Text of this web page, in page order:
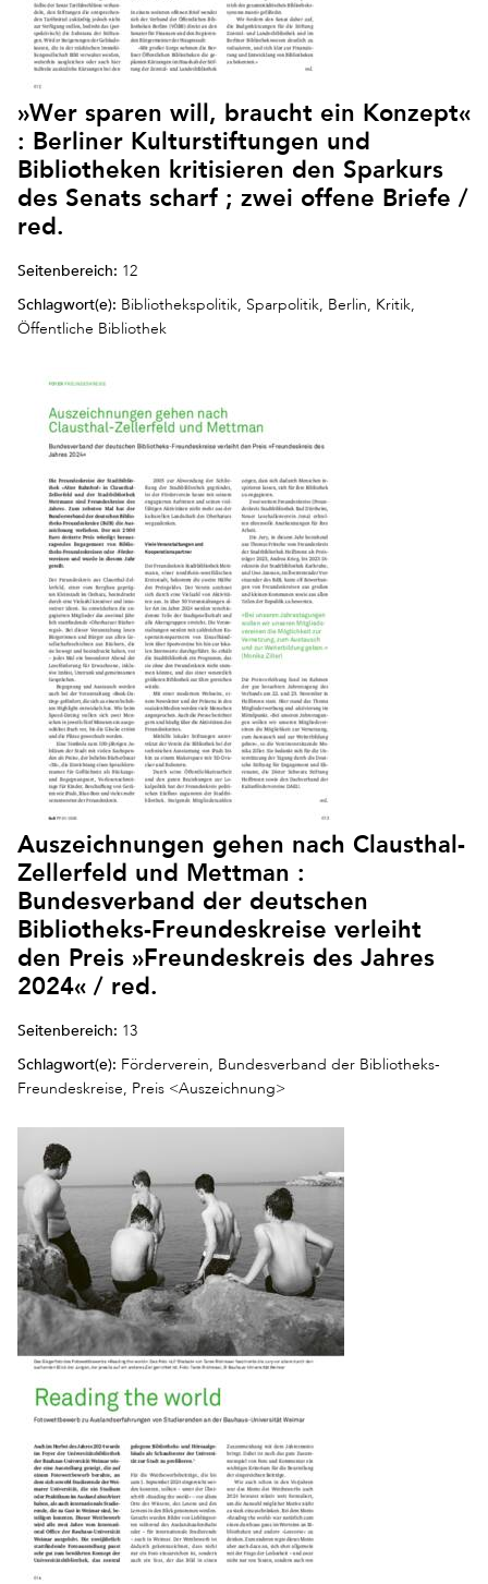
»Wer sparen will, braucht ein Konzept«
: Berliner Kulturstiftungen und
Bibliotheken kritisieren den Sparkurs
des Senats scharf ; zwei offene Briefe /
red.
Seitenbereich: 12
Schlagwort(e): Bibliothekspolitik, Sparpolitik, Berlin, Kritik,
Öffentliche Bibliothek
Auszeichnungen gehen nach Clausthal-
Zellerfeld und Mettman :
Bundesverband der deutschen
Bibliotheks-Freundeskreise verleiht
den Preis »Freundeskreis des Jahres
2024« / red.
Seitenbereich: 13
Schlagwort(e): Förderverein, Bundesverband der Bibliotheks-
Freundeskreise, Preis <Auszeichnung>